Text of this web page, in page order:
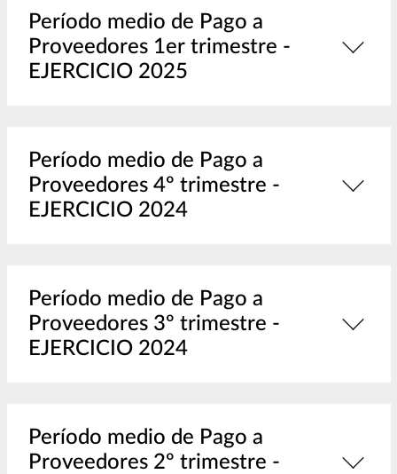
Período medio de Pago a
Proveedores 1er trimestre -
EJERCICIO 2025
Período medio de Pago a
Proveedores 4º trimestre -
EJERCICIO 2024
Período medio de Pago a
Proveedores 3º trimestre -
EJERCICIO 2024
Período medio de Pago a
Proveedores 2º trimestre -